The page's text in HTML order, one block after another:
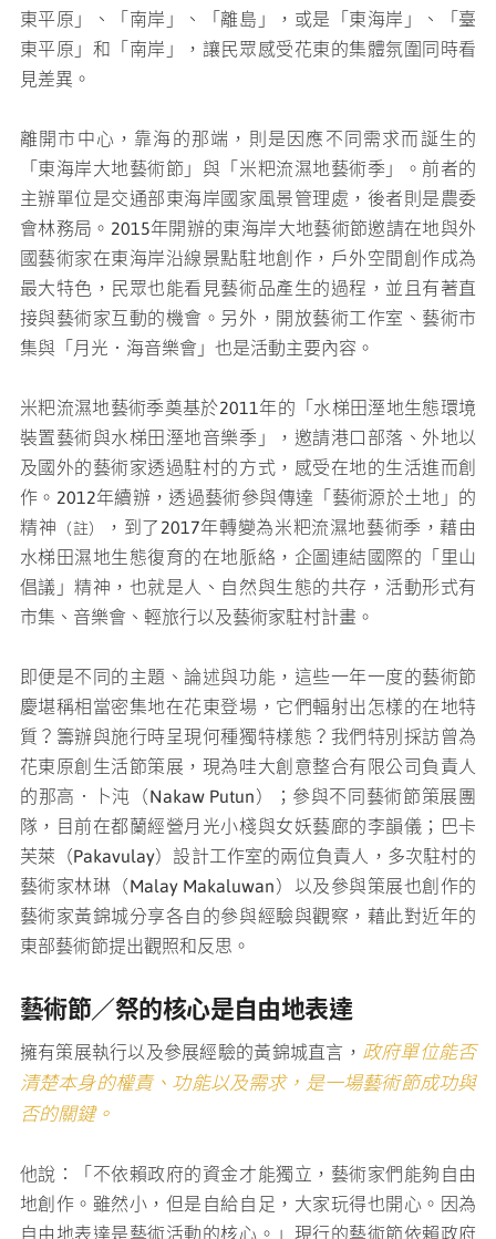
東平原」、「南岸」、「離島」，或是「東海岸」、「臺
東平原」和「南岸」，讓民眾感受花東的集體氛圍同時看
見差異。
離開市中心，靠海的那端，則是因應不同需求而誕生的
「東海岸大地藝術節」與「米粑流濕地藝術季」。前者的
主辦單位是交通部東海岸國家風景管理處，後者則是農委
會林務局。2015年開辦的東海岸大地藝術節邀請在地與外
國藝術家在東海岸沿線景點駐地創作，戶外空間創作成為
最大特色，民眾也能看見藝術品產生的過程，並且有著直
接與藝術家互動的機會。另外，開放藝術工作室、藝術市
集與「月光．海音樂會」也是活動主要內容。
米粑流濕地藝術季奠基於2011年的「水梯田溼地生態環境
裝置藝術與水梯田溼地音樂季」，邀請港口部落、外地以
及國外的藝術家透過駐村的方式，感受在地的生活進而創
作。2012年續辦，透過藝術參與傳達「藝術源於土地」的
精神 （註）
，到了2017年轉變為米粑流濕地藝術季，藉由
水梯田濕地生態復育的在地脈絡，企圖連結國際的「里山
倡議」精神，也就是人、自然與生態的共存，活動形式有
市集、音樂會、輕旅行以及藝術家駐村計畫。
即便是不同的主題、論述與功能，這些一年一度的藝術節
慶堪稱相當密集地在花東登場，它們輻射出怎樣的在地特
質？籌辦與施行時呈現何種獨特樣態？我們特別採訪曾為
花東原創生活節策展，現為哇大創意整合有限公司負責人
的那高．卜沌（Nakaw Putun）；參與不同藝術節策展團
隊，目前在都蘭經營月光小棧與女妖藝廊的李韻儀；巴卡
芙萊（Pakavulay）設計工作室的兩位負責人，多次駐村的
藝術家林琳（Malay Makaluwan）以及參與策展也創作的
藝術家黃錦城分享各自的參與經驗與觀察，藉此對近年的
東部藝術節提出觀照和反思。
藝術節／祭的核心是自由地表達
擁有策展執行以及參展經驗的黃錦城直言， 政府單位能否
清楚本身的權責、功能以及需求，是一場藝術節成功與
否的關鍵。
他說：「不依賴政府的資金才能獨立，藝術家們能夠自由
地創作。雖然小，但是自給自足，大家玩得也開心。因為
自由地表達是藝術活動的核心。」現行的藝術節依賴政府